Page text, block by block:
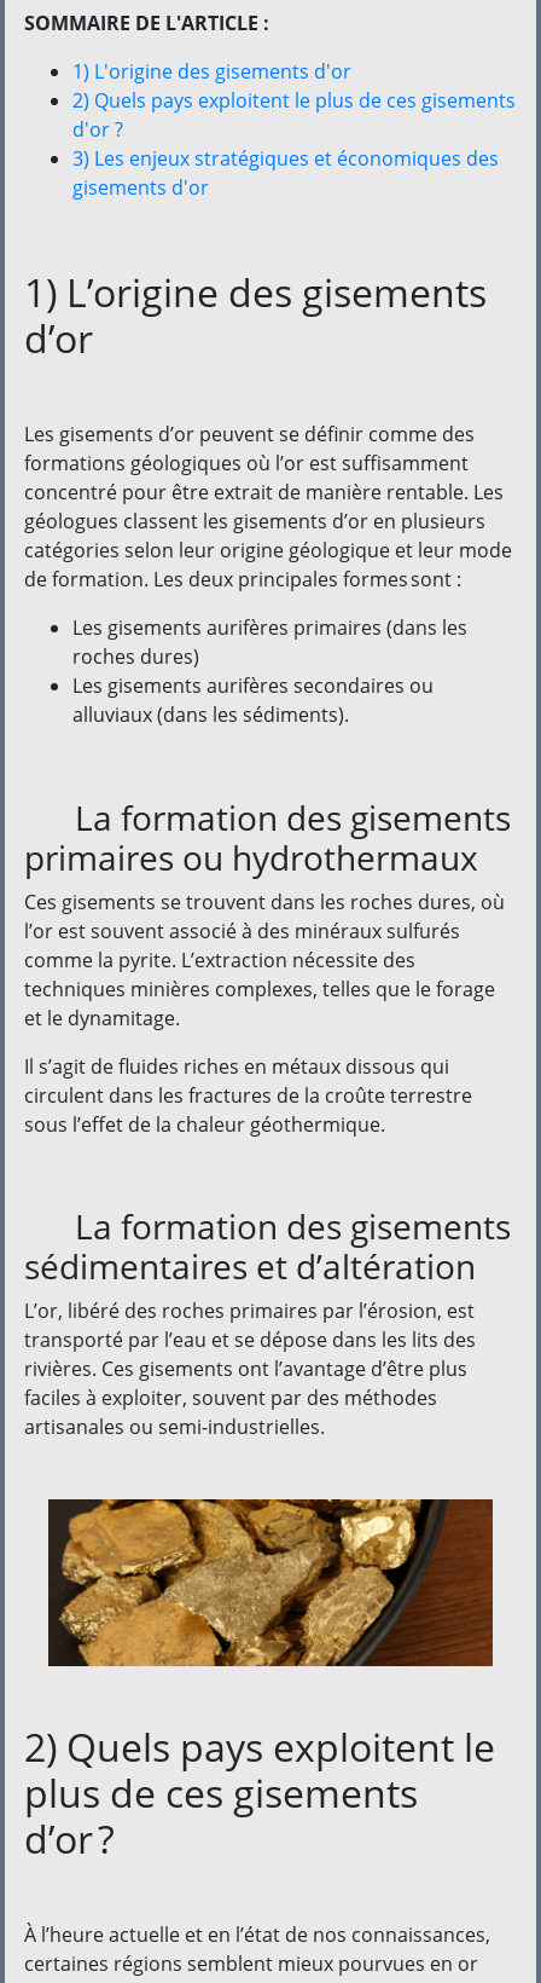
SOMMAIRE DE L'ARTICLE :
1) L'origine des gisements d'or
2) Quels pays exploitent le plus de ces gisements
d'or ?
3) Les enjeux stratégiques et économiques des
gisements d'or
1) L’origine des gisements
d’or
Les gisements d’or peuvent se définir comme des
formations géologiques où l’or est suffisamment
concentré pour être extrait de manière rentable. Les
géologues classent les gisements d’or en plusieurs
catégories selon leur origine géologique et leur mode
de formation. Les deux principales formes sont :
Les gisements aurifères primaires (dans les
roches dures)
Les gisements aurifères secondaires ou
alluviaux (dans les sédiments).
La formation des gisements
primaires ou hydrothermaux
Ces gisements se trouvent dans les roches dures, où
l’or est souvent associé à des minéraux sulfurés
comme la pyrite. L’extraction nécessite des
techniques minières complexes, telles que le forage
et le dynamitage.
Il s’agit de fluides riches en métaux dissous qui
circulent dans les fractures de la croûte terrestre
sous l’effet de la chaleur géothermique.
La formation des gisements
sédimentaires et d’altération
L’or, libéré des roches primaires par l’érosion, est
transporté par l’eau et se dépose dans les lits des
rivières. Ces gisements ont l’avantage d’être plus
faciles à exploiter, souvent par des méthodes
artisanales ou semi-industrielles.
2) Quels pays exploitent le
plus de ces gisements
d’or ?
À l’heure actuelle et en l’état de nos connaissances,
certaines régions semblent mieux pourvues en or